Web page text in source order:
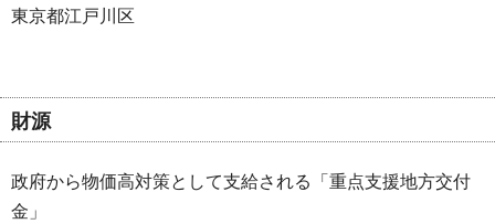
東京都江戸川区
財源
政府から物価高対策として支給される「重点支援地方交付
金」